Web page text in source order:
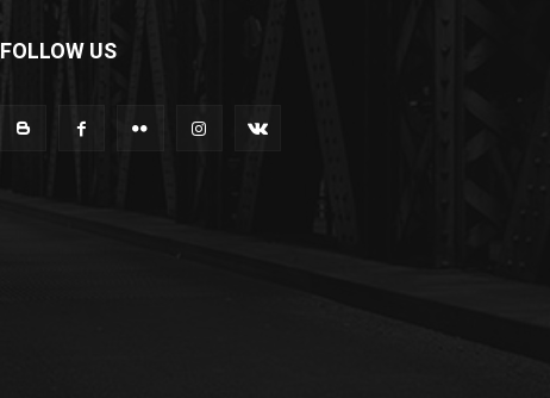
FOLLOW US